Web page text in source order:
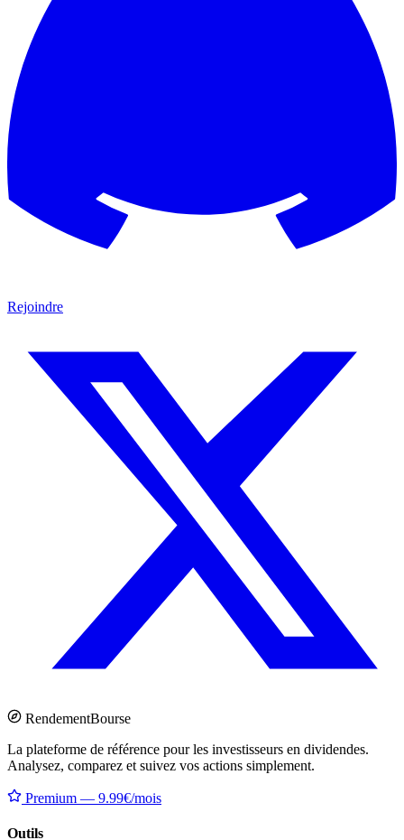
Rejoindre
RendementBourse
La plateforme de référence pour les investisseurs en dividendes.
Analysez, comparez et suivez vos actions simplement.
Premium — 9.99€/mois
Outils